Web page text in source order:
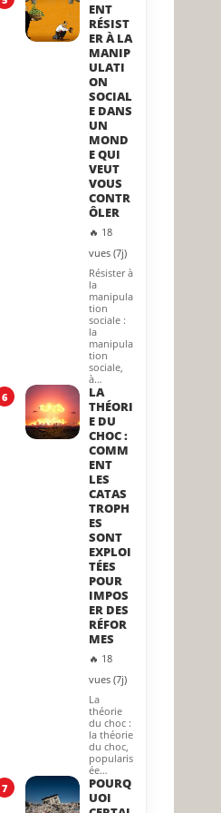
ENT
RÉSIST
ER À LA
MANIP
ULATI
ON
SOCIAL
E DANS
UN
MOND
E QUI
VEUT
VOUS
CONTR
ÔLER
🔥 18
vues (7j)
Résister à
la
manipula
tion
sociale :
la
manipula
tion
sociale,
à…
6
LA
THÉORI
E DU
CHOC :
COMM
ENT
LES
CATAS
TROPH
ES
SONT
EXPLOI
TÉES
POUR
IMPOS
ER DES
RÉFOR
MES
🔥 18
vues (7j)
La
théorie
du choc :
la théorie
du choc,
popularis
ée…
7
POURQ
UOI